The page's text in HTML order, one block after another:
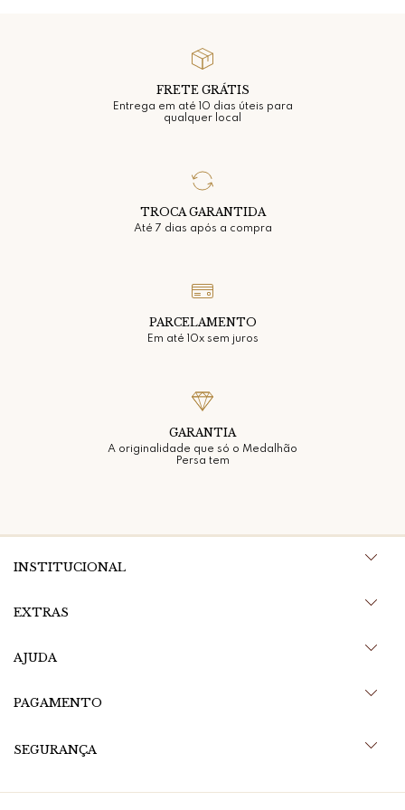
FRETE GRÁTIS
Entrega em até 10 dias úteis para
qualquer local
TROCA GARANTIDA
Até 7 dias após a compra
PARCELAMENTO
Em até 10x sem juros
GARANTIA
A originalidade que só o Medalhão
Persa tem
INSTITUCIONAL
EXTRAS
AJUDA
PAGAMENTO
SEGURANÇA